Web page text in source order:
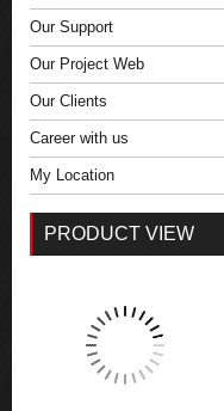
Our Support
Our Project Web
Our Clients
Career with us
My Location
PRODUCT VIEW